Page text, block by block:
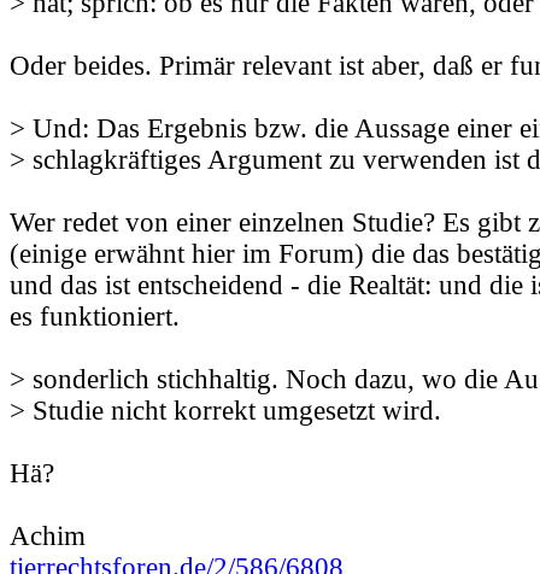
Oder beides. Primär relevant ist aber, daß er
> Und: Das Ergebnis bzw. die Aussage einer
> schlagkräftiges Argument zu verwenden ist
Wer redet von einer einzelnen Studie? Es gibt
(einige erwähnt hier im Forum) die das
und das ist entscheidend - die Realtät: und die
es funktioniert.
> sonderlich stichhaltig. Noch dazu, wo die
> Studie nicht korrekt umgesetzt wird.
Hä?
Achim
tierrechtsforen.de/2/586/6808